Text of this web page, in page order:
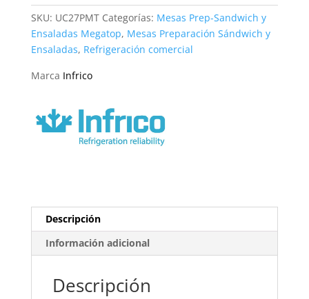
UC27PMT
Infrico
cantidad
SKU: UC27PMT Categorías: Mesas Prep-Sandwich y
Ensaladas Megatop, Mesas Preparación Sándwich y
Ensaladas, Refrigeración comercial
Marca Infrico
Descripción
Información adicional
Descripción